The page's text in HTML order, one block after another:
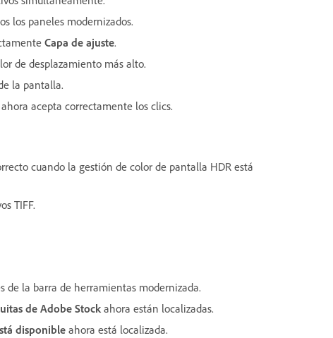
los paneles modernizados.
Capa de ajuste.
de desplazamiento más alto.
la pantalla.
acepta correctamente los clics.
cuando la gestión de color de pantalla HDR está
TIFF.
de la barra de herramientas modernizada.
de Adobe Stock ahora están localizadas.
disponibleahora está localizada.